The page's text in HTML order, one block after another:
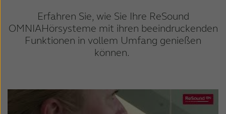
Erfahren Sie, wie Sie Ihre ReSound
OMNIAHörsysteme mit ihren beeindruckenden
Funktionen in vollem Umfang genießen
können.